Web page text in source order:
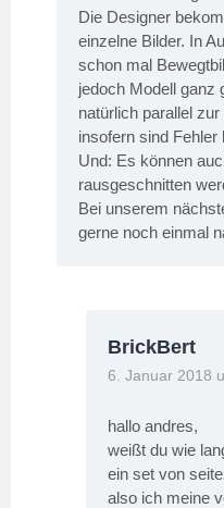
Die Designer
einzelne Bilder. In
schon mal
jedoch Modell ganz
natürlich parallel
insofern sind
Und: Es können
rausgeschnitten
Bei unserem
gerne noch einmal
BrickBert
6. Januar 2018
hallo andres,
weißt du wie
ein set von
also ich meine